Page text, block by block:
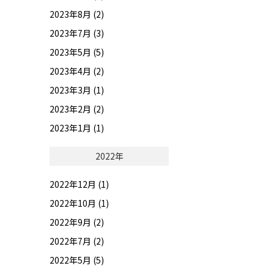
2023年8月 (2)
2023年7月 (3)
2023年5月 (5)
2023年4月 (2)
2023年3月 (1)
2023年2月 (2)
2023年1月 (1)
2022年
2022年12月 (1)
2022年10月 (1)
2022年9月 (2)
2022年7月 (2)
2022年5月 (5)